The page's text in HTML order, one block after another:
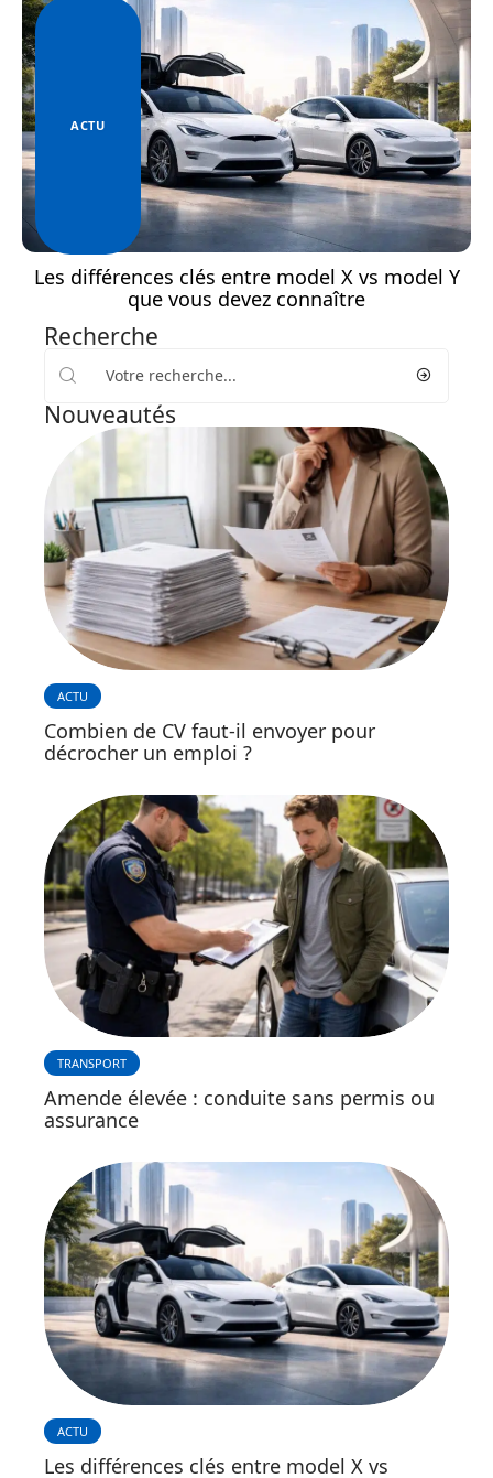
ACTU
Les différences clés entre model X vs model Y
que vous devez connaître
Recherche
Nouveautés
ACTU
Combien de CV faut-il envoyer pour
décrocher un emploi ?
TRANSPORT
Amende élevée : conduite sans permis ou
assurance
ACTU
Les différences clés entre model X vs